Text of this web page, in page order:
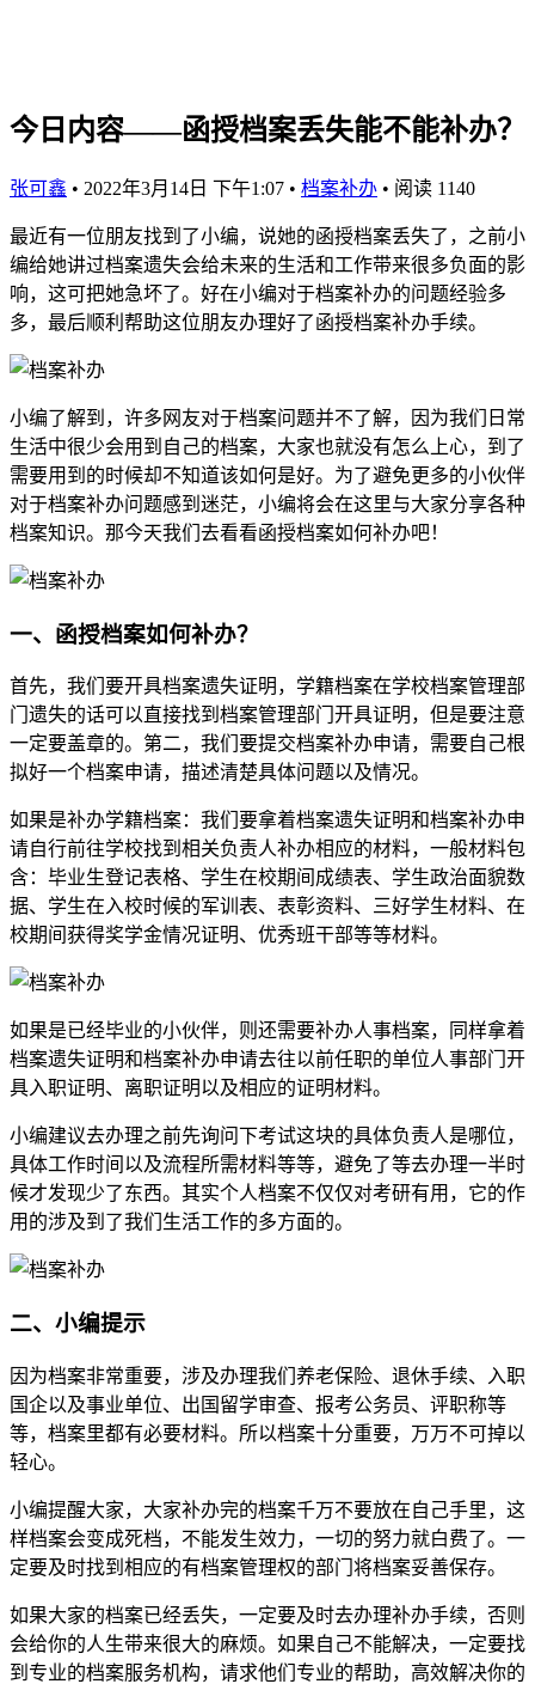
今日内容——函授档案丢失能不能补办？
张可鑫 • 2022年3月14日 下午1:07 • 档案补办 • 阅读 1140
最近有一位朋友找到了小编，说她的函授档案丢失了，之前小
编给她讲过档案遗失会给未来的生活和工作带来很多负面的影
响，这可把她急坏了。好在小编对于档案补办的问题经验多
多，最后顺利帮助这位朋友办理好了函授档案补办手续。
小编了解到，许多网友对于档案问题并不了解，因为我们日常
生活中很少会用到自己的档案，大家也就没有怎么上心，到了
需要用到的时候却不知道该如何是好。为了避免更多的小伙伴
对于档案补办问题感到迷茫，小编将会在这里与大家分享各种
档案知识。那今天我们去看看函授档案如何补办吧！
一、函授档案如何补办？
首先，我们要开具档案遗失证明，学籍档案在学校档案管理部
门遗失的话可以直接找到档案管理部门开具证明，但是要注意
一定要盖章的。第二，我们要提交档案补办申请，需要自己根
拟好一个档案申请，描述清楚具体问题以及情况。
如果是补办学籍档案：我们要拿着档案遗失证明和档案补办申
请自行前往学校找到相关负责人补办相应的材料，一般材料包
含：毕业生登记表格、学生在校期间成绩表、学生政治面貌数
据、学生在入校时候的军训表、表彰资料、三好学生材料、在
校期间获得奖学金情况证明、优秀班干部等等材料。
如果是已经毕业的小伙伴，则 还需要补办人事档案，同样拿着
档案遗失证明和档案补办申请去往以前任职的单位人事部门开
具入职证明、离职证明以及相应的证明材料。
小编建议去办理之前先询问下考试这块的具体负责人是哪位，
具体工作时间以及流程所需材料等等，避免了等去办理一半时
候才发现少了东西。其实个人档案不仅仅对考研有用，它的作
用的涉及到了我们生活工作的多方面的。
二、小编提示
因为档案非常重要，涉及办理我们养老保险、退休手续、入职
国企以及事业单位、出国留学审查、报考公务员、评职称等
等，档案里都有必要材料。所以档案十分重要，万万不可掉以
轻心。
小编提醒大家，大家补办完的档案千万不要放在自己手里，这
样档案会变成死档，不能发生效力，一切的努力就白费了。一
定要及时找到相应的有档案管理权的部门将档案妥善保存。
如果大家的档案已经丢失，一定要及时去办理补办手续，否则
会给你的人生带来很大的麻烦。如果自己不能解决，一定要找
到专业的档案服务机构，请求他们专业的帮助，高效解决你的